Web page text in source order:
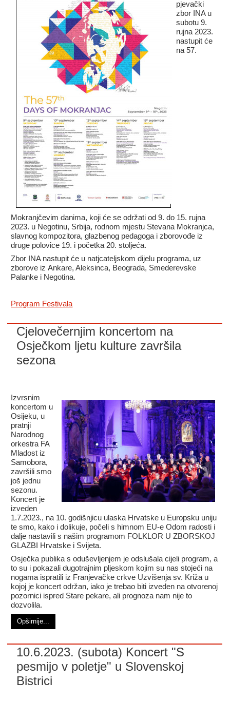
pjevački
zbor INA u
subotu 9.
rujna 2023.
nastupit će
na 57.
Mokranjčevim danima, koji će se održati od 9. do 15. rujna
2023. u Negotinu, Srbija, rodnom mjestu Stevana Mokranjca,
slavnog kompozitora, glazbenog pedagoga i zborovođe iz
druge polovice 19. i početka 20. stoljeća.
Zbor INA nastupit će u natjcateljskom dijelu programa, uz
zborove iz Ankare, Aleksinca, Beograda, Smederevske
Palanke i Negotina.
Program Festivala
Cjelovečernjim koncertom na
Osječkom ljetu kulture završila
sezona
Izvrsnim
koncertom u
Osijeku, u
pratnji
Narodnog
orkestra FA
Mladost iz
Samobora,
završili smo
još jednu
sezonu.
Koncert je
izveden
1.7.2023., na 10. godišnjicu ulaska Hrvatske u Europsku uniju
te smo, kako i dolikuje, počeli s himnom EU-e Odom radosti i
dalje nastavili s našim programom FOLKLOR U ZBORSKOJ
GLAZBI Hrvatske i Svijeta.
Osječka publika s oduševljenjem je odslušala cijeli program, a
to su i pokazali dugotrajnim pljeskom kojim su nas stojeći na
nogama ispratili iz Franjevačke crkve Uzvišenja sv. Križa u
kojoj je koncert održan, iako je trebao biti izveden na otvorenoj
pozornici ispred Stare pekare, ali prognoza nam nije to
dozvolila.
Opširnije...
10.6.2023. (subota) Koncert "S
pesmijo v poletje" u Slovenskoj
Bistrici